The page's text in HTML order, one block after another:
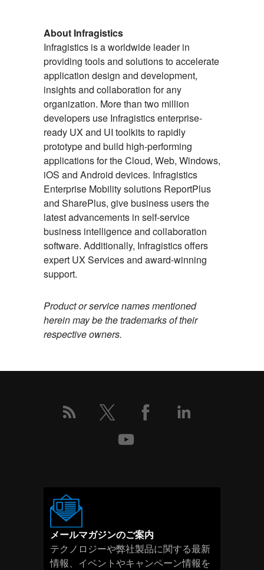
About Infragistics
Infragistics is a worldwide leader in
providing tools and solutions to accelerate
application design and development,
insights and collaboration for any
organization. More than two million
developers use Infragistics enterprise-
ready UX and UI toolkits to rapidly
prototype and build high-performing
applications for the Cloud, Web, Windows,
iOS and Android devices. Infragistics
Enterprise Mobility solutions ReportPlus
and SharePlus, give business users the
latest advancements in self-service
business intelligence and collaboration
software. Additionally, Infragistics offers
expert UX Services and award-winning
support.
Product or service names mentioned
herein may be the trademarks of their
respective owners.
メールマガジンのご案内
テクノロジーや弊社製品に関する最新
情報、イベントやキャンペーン情報を